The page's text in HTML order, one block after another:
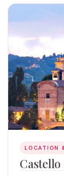
LOCATION